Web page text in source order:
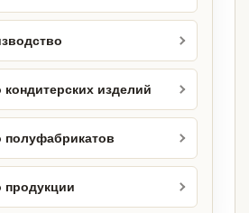
изделий
полуфабрикатов
продукции